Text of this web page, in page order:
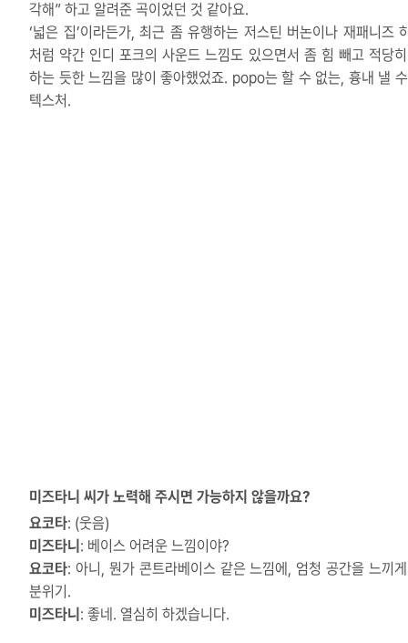
각해” 하고 알려준 곡이었던 것 같아요.
‘넓은 집’이라든가, 최근 좀 유행하는 저스틴 버논이나 재패니즈
처럼 약간 인디 포크의 사운드 느낌도 있으면서 좀 힘 빼고 적당
하는 듯한 느낌을 많이 좋아했었죠. popo는 할 수 없는, 흉내 낼
텍스처.
미즈타니 씨가 노력해 주시면 가능하지 않을까요?
요코타: (웃음)
미즈타니 : 베이스 어려운 느낌이야?
요코타: 아니, 뭔가 콘트라베이스 같은 느낌에, 엄청 공간을 느끼
분위기.
미즈타니 : 좋네. 열심히 하겠습니다.